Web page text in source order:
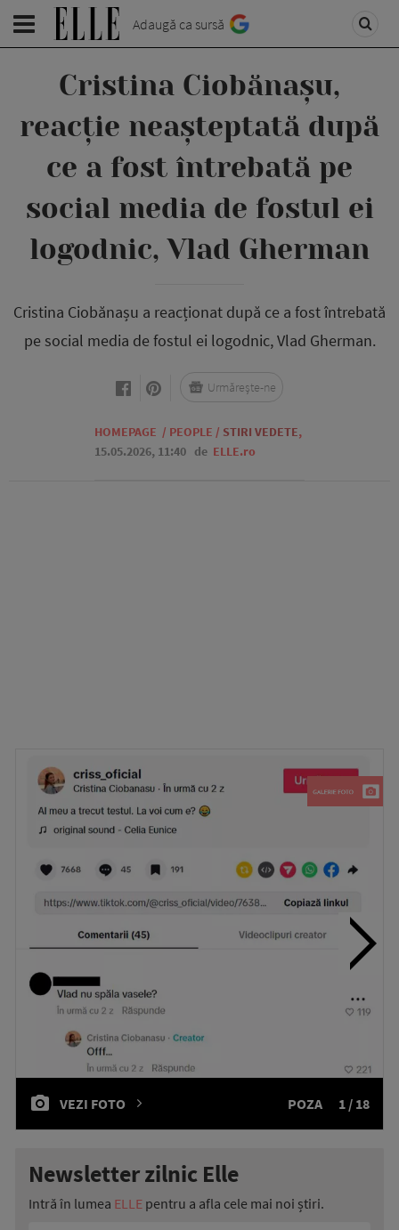
Adaugă ca sursă
Cristina Ciobănașu,
reacție neașteptată după
ce a fost întrebată pe
social media de fostul ei
logodnic, Vlad Gherman
Cristina Ciobănașu a reacționat după ce a fost întrebată
pe social media de fostul ei logodnic, Vlad Gherman.
HOMEPAGE / PEOPLE / STIRI VEDETE,
15.05.2026, 11:40 de ELLE.ro
Urmărește-ne
VEZI FOTO POZA 1 / 18
Newsletter zilnic Elle
Intră în lumea ELLE pentru a afla cele mai noi știri.